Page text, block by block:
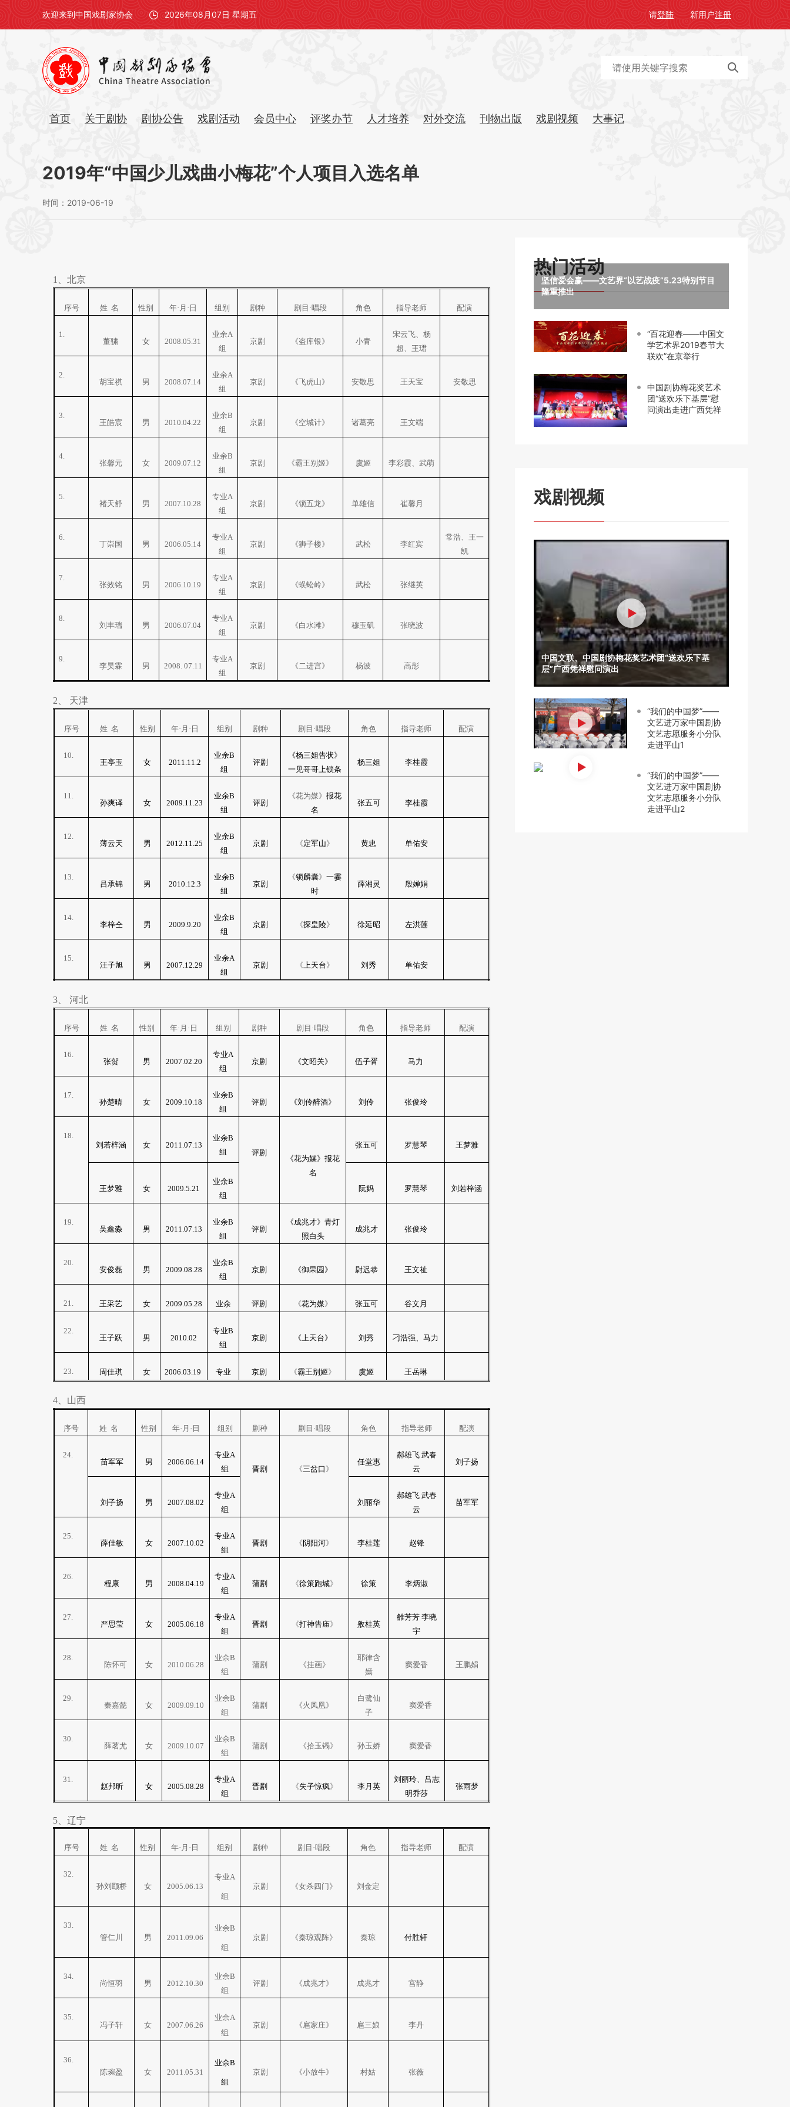
欢迎来到中国戏剧家协会 2026年08月07日 星期五 请登陆 新用户注册
首页 关于剧协 剧协公告 戏剧活动 会员中心 评奖办节 人才培养 对外交流 刊物出版 戏剧视频 大事记
2019年“中国少儿戏曲小梅花”个人项目入选名单
时间：2019-06-19
1 、北京
序号 姓 名 性别 年·月·日 组别 剧种 剧目·唱段 角色 指导老师 配演
1.
董骕
女 2008.05.31
业余A
组
京剧 《盗库银》 小青
宋云飞、杨
超、王珺
2.
胡宝祺
男 2008.07.14
业余A
组
京剧 《飞虎山》 安敬思 王天宝 安敬思
3.
王皓宸
男 2010.04.22
业余B
组
京剧 《空城计》 诸葛亮 王文端
4.
张馨元
女 2009.07.12
业余B
组
京剧 《霸王别姬》 虞姬 李彩霞、武萌
5.
褚天舒
男 2007.10.28
专业A
组
京剧 《锁五龙》 单雄信 崔馨月
6.
丁崇国
男 2006.05.14
专业A
组
京剧 《狮子楼》 武松 李红宾
常浩、王一
凯
7.
张效铭
男 2006.10.19
专业A
组
京剧 《蜈蚣岭》 武松 张继英
8.
刘丰瑞
男 2006.07.04
专业A
组
京剧 《白水滩》 穆玉矶 张晓波
9.
李昊霖
男 2008. 07.11
专业A
组
京剧 《二进宫》 杨波 高彤
2 天津
序号 姓 名 性别 年·月·日 组别 剧种 剧目·唱段 角色 指导老师 配演
10.
王亭玉
女 2011.11.2
业余B
组
评剧
《杨三姐告状》
一见哥哥上锁条
杨三姐 李桂霞
11.
孙爽译
女 2009.11.23
业余B
组
评剧
《花为媒》 报花
名
张五可 李桂霞
12.
薄云天
男 2012.11.25
业余B
组
京剧 《定军山》 黄忠 单佑安
13.
吕承锦
男 2010.12.3
业余B
组
京剧
《锁麟囊》 一霎
时
薛湘灵 殷婵娟
14.
李梓仝
男 2009.9.20
业余B
组
京剧 《探皇陵》 徐延昭 左洪莲
15.
汪子旭
男 2007.12.29
业余A
组
京剧 《上天台》 刘秀 单佑安
3 河北
序号 姓 名 性别 年·月·日 组别 剧种 剧目·唱段 角色 指导老师 配演
16.
张贺
男 2007.02.20
专业A
组
京剧 《文昭关》 伍子胥 马力
17.
孙楚晴
女 2009.10.18
业余B
组
评剧 《刘伶醉酒》 刘伶 张俊玲
18.
刘若梓涵
女 2011.07.13
业余B
组
评剧
《花为媒》报花
名
张五可 罗慧琴 王梦雅
王梦雅 女 2009.5.21
业余B
组
阮妈 罗慧琴 刘若梓涵
19.
吴鑫淼
男 2011.07.13
业余B
组
评剧
《成兆才》青灯
照白头
成兆才 张俊玲
20.
安俊磊
男 2009.08.28
业余B
组
京剧 《御果园》 尉迟恭 王文祉
21. 王采艺 女 2009.05.28 业余 评剧 《花为媒》 张五可 谷文月
22.
王子跃
男 2010.02
专业B
组
京剧 《上天台》 刘秀 刁浩强、马力
23. 周佳琪 女 2006.03.19 专业 京剧 《霸王别姬》 虞姬 王岳琳
4 、山西
序号 姓 名 性别 年·月·日 组别 剧种 剧目·唱段 角色 指导老师 配演
24.
苗军军
男 2006.06.14
专业A
组
晋剧 《三岔口 》
任堂惠
郝雄飞 武春
云
刘子扬
刘子扬 男 2007.08.02
专业A
组
刘丽华
郝雄飞 武春
云
苗军军
25.
薛佳敏
女 2007.10.02
专业A
组
晋剧 《 阴阳河》 李桂莲 赵锋
26.
程康
男 2008.04.19
专业A
组
蒲剧 《徐策跑城》 徐策 李炳淑
27.
严思莹
女 2005.06.18
专业A
组
晋剧 《打神告庙》 敫桂英
雒芳芳 李晓
宇
28.
陈怀可
女 2010.06.28
业余B
组
蒲剧 《挂画》
耶律含
嫣
窦爱香 王鹏娟
29.
秦嘉懿
女 2009.09.10
业余B
组
蒲剧 《火凤凰》
白鹭仙
子
窦爱香
30.
薛茗尤
女 2009.10.07
业余B
组
蒲剧 《拾玉镯》 孙玉娇 窦爱香
31.
赵邦昕
女 2005.08.28
专业A
组
晋剧 《失子惊疯》 李月英
刘丽玲、吕志
明乔莎
张雨梦
5 、辽宁
序号 姓 名 性别 年·月·日 组别 剧种 剧目·唱段 角色 指导老师 配演
32.
孙刘颐桥
女 2005.06.13
专业A
组
京剧 《女杀四门》 刘金定
33.
管仁川
男 2011.09.06
业余B
组
京剧 《秦琼观阵》 秦琼 付胜轩
34.
尚恒羽
男 2012.10.30
业余B
组
评剧 《成兆才》 成兆才 宫静
35.
冯子轩
女 2007.06.26
业余A
组
京剧 《扈家庄》 扈三娘 李丹
36.
陈琬盈
女 2011.05.31
业余B
组
京剧 《小放牛》 村姑 张薇
热门活动
坚信爱会赢——文艺界“以艺战疫”5.23特别节目
隆重推出
“百花迎春——中国文
学艺术界2019春节大
联欢”在京举行
中国剧协梅花奖艺术
团“送欢乐下基层”慰
问演出走进广西凭祥
戏剧视频
中国文联、中国剧协梅花奖艺术团“送欢乐下基
层”广西凭祥慰问演出
“我们的中国梦”——
文艺进万家中国剧协
文艺志愿服务小分队
走进平山1
“我们的中国梦”——
文艺进万家中国剧协
文艺志愿服务小分队
走进平山2